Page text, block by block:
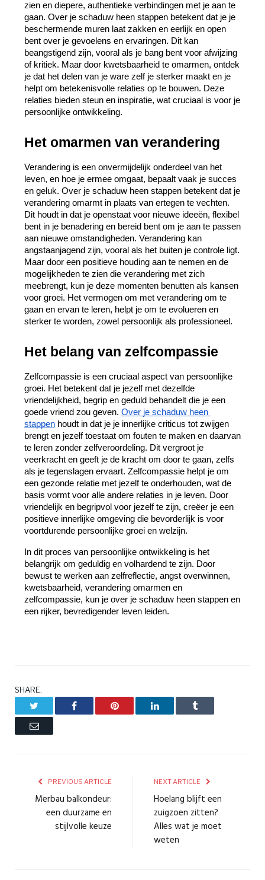
zien en diepere, authentieke verbindingen met je aan te
gaan. Over je schaduw heen stappen betekent dat je je
beschermende muren laat zakken en eerlijk en open
bent over je gevoelens en ervaringen. Dit kan
beangstigend zijn, vooral als je bang bent voor afwijzing
of kritiek. Maar door kwetsbaarheid te omarmen, ontdek
je dat het delen van je ware zelf je sterker maakt en je
helpt om betekenisvolle relaties op te bouwen. Deze
relaties bieden steun en inspiratie, wat cruciaal is voor je
persoonlijke ontwikkeling.
Het omarmen van verandering
Verandering is een onvermijdelijk onderdeel van het
leven, en hoe je ermee omgaat, bepaalt vaak je succes
en geluk. Over je schaduw heen stappen betekent dat je
verandering omarmt in plaats van ertegen te vechten.
Dit houdt in dat je openstaat voor nieuwe ideeën, flexibel
bent in je benadering en bereid bent om je aan te passen
aan nieuwe omstandigheden. Verandering kan
angstaanjagend zijn, vooral als het buiten je controle ligt.
Maar door een positieve houding aan te nemen en de
mogelijkheden te zien die verandering met zich
meebrengt, kun je deze momenten benutten als kansen
voor groei. Het vermogen om met verandering om te
gaan en ervan te leren, helpt je om te evolueren en
sterker te worden, zowel persoonlijk als professioneel.
Het belang van zelfcompassie
Zelfcompassie is een cruciaal aspect van persoonlijke
groei. Het betekent dat je jezelf met dezelfde
vriendelijkheid, begrip en geduld behandelt die je een
goede vriend zou geven. Over je schaduw heen
stappen houdt in dat je je innerlijke criticus tot zwijgen
brengt en jezelf toestaat om fouten te maken en daarvan
te leren zonder zelfveroordeling. Dit vergroot je
veerkracht en geeft je de kracht om door te gaan, zelfs
als je tegenslagen ervaart. Zelfcompassie helpt je om
een gezonde relatie met jezelf te onderhouden, wat de
basis vormt voor alle andere relaties in je leven. Door
vriendelijk en begripvol voor jezelf te zijn, creëer je een
positieve innerlijke omgeving die bevorderlijk is voor
voortdurende persoonlijke groei en welzijn.
In dit proces van persoonlijke ontwikkeling is het
belangrijk om geduldig en volhardend te zijn. Door
bewust te werken aan zelfreflectie, angst overwinnen,
kwetsbaarheid, verandering omarmen en
zelfcompassie, kun je over je schaduw heen stappen en
een rijker, bevredigender leven leiden.
SHARE.
Facebook Pinterest LinkedIn Tumblr
Email
PREVIOUS ARTICLE
Merbau balkondeur:
een duurzame en
stijlvolle keuze
NEXT ARTICLE
Hoelang blijft een
zuigzoen zitten?
Alles wat je moet
weten